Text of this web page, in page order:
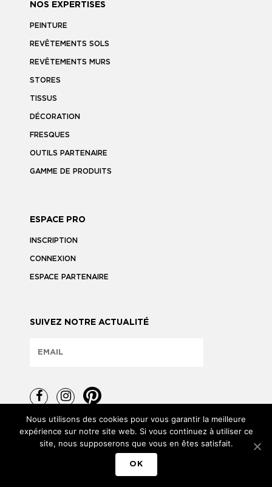
NOS EXPERTISES
PEINTURE
REVÊTEMENTS SOLS
REVÊTEMENTS MURS
STORES
TISSUS
DÉCORATION
FRESQUES
OUTILS PARTENAIRE
GAMME DE PRODUITS
ESPACE PRO
INSCRIPTION
CONNEXION
ESPACE PARTENAIRE
SUIVEZ NOTRE ACTUALITÉ
TOUS DROITS RÉSERVÉS © 2026
Nous utilisons des cookies pour vous garantir la meilleure
expérience sur notre site web. Si vous continuez à utiliser ce
site, nous supposerons que vous en êtes satisfait.
OK